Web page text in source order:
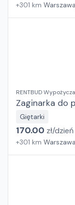
+301 km
RENTBUD
Elektronarzędzi
Zaginarka do
Giętarki
170.00 zł/dzień
+301 km